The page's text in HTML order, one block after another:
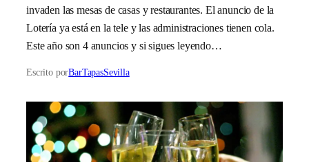
invaden las mesas de casas y restaurantes. El anuncio de la
Lotería ya está en la tele y las administraciones tienen cola.
Este año son 4 anuncios y si sigues leyendo…
Escrito porBarTapasSevilla